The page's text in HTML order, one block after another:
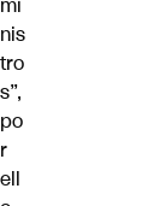
nis
tro
s”,
po
r
ell